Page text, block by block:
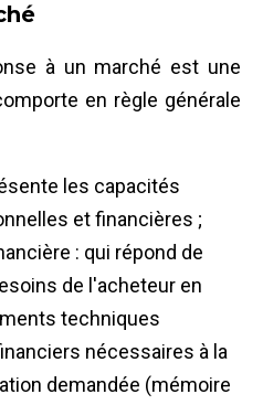
à un marché est une
en règle générale
les capacités
et financières ;
: qui répond de
de l'acheteur en
techniques
nécessaires à la
demandée (mémoire